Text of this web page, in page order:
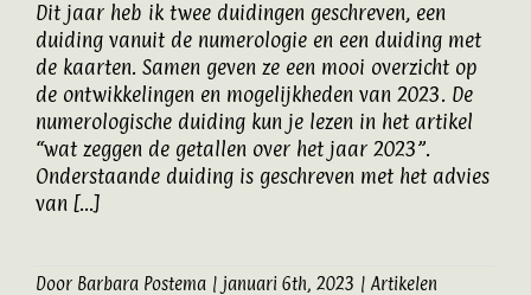
Dit jaar heb ik twee duidingen geschreven, een
duiding vanuit de numerologie en een duiding met
de kaarten. Samen geven ze een mooi overzicht op
de ontwikkelingen en mogelijkheden van 2023. De
numerologische duiding kun je lezen in het artikel
“wat zeggen de getallen over het jaar 2023”.
Onderstaande duiding is geschreven met het advies
van [...]
Door Barbara Postema | januari 6th, 2023 | Artikelen